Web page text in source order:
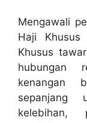
Mengawali
Haji
Khusus
hubungan
kenangan
sepanjang